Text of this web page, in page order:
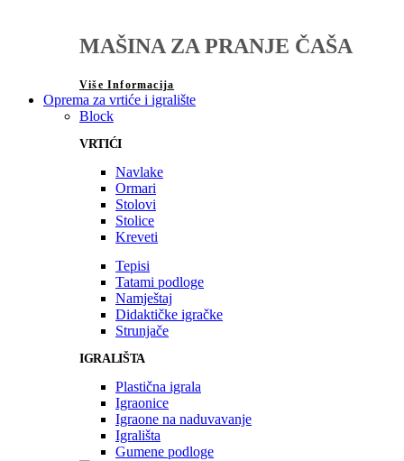
MAŠINA ZA PRANJE ČAŠA
Više Informacija
Oprema za vrtiće i igralište
Block
VRTIĆI
Navlake
Ormari
Stolovi
Stolice
Kreveti
Tepisi
Tatami podloge
Namještaj
Didaktičke igračke
Strunjače
IGRALIŠTA
Plastična igrala
Igraonice
Igraone na naduvavanje
Igrališta
Gumene podloge